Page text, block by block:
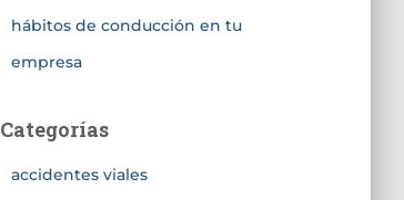
hábitos de conducción en tu
empresa
Categorías
accidentes viales